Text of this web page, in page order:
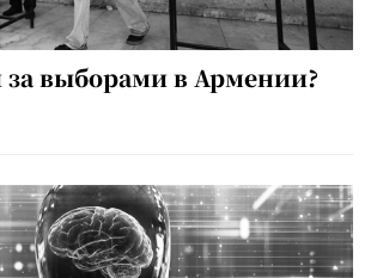
выборами в Армении?